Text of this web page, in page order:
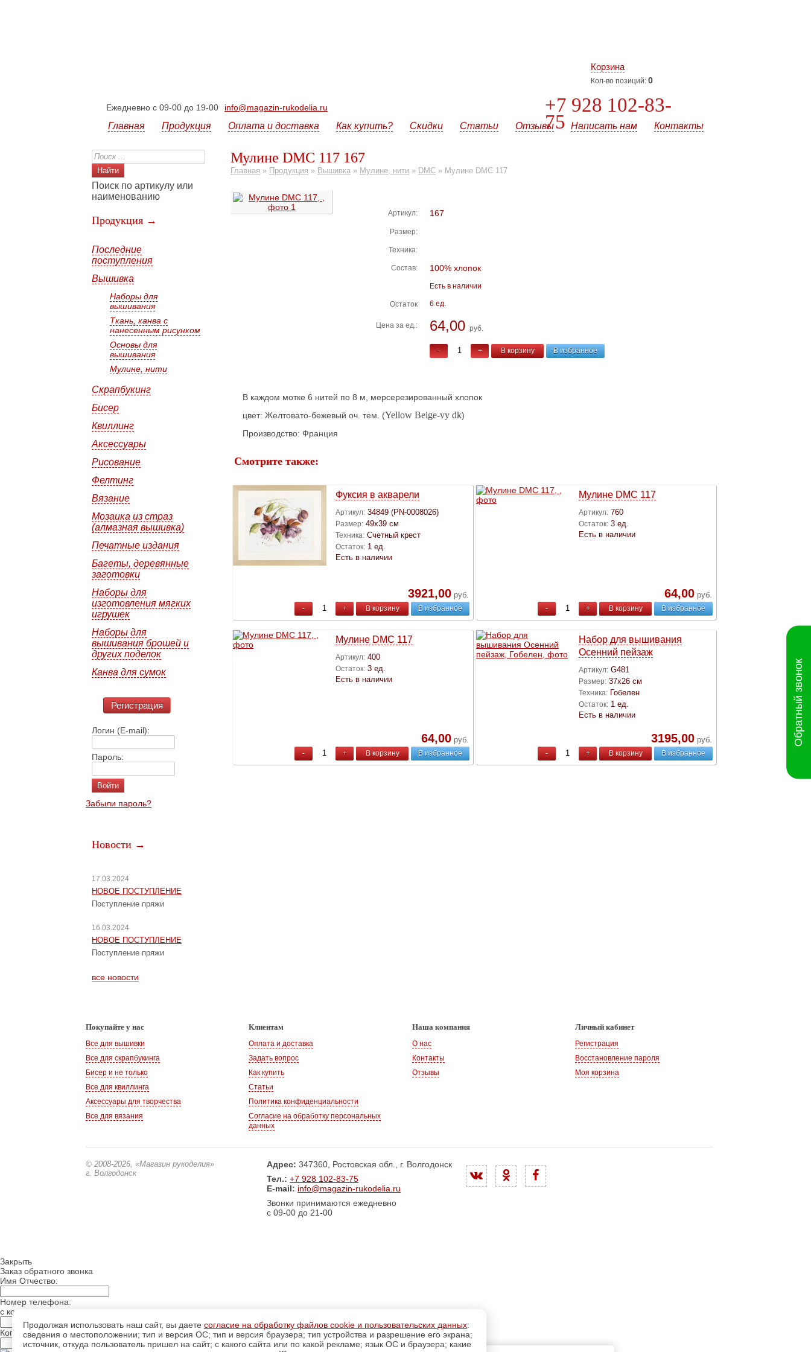
Корзина
Кол-во позиций: 0
+7 928 102-83-
75
Ежедневно с 09-00 до 19-00 info@magazin-rukodelia.ru
Главная Продукция Оплата и доставка Как купить? Скидки Статьи Отзывы Написать нам Контакты
Поиск по артикулу или
наименованию
Продукция →
Последние
поступления
Вышивка
Наборы для
вышивания
Ткань, канва с
нанесенным рисунком
Основы для
вышивания
Мулине, нити
Скрапбукинг
Бисер
Квиллинг
Аксессуары
Рисование
Фелтинг
Вязание
Мозаика из страз
(алмазная вышивка)
Печатные издания
Багеты, деревянные
заготовки
Наборы для
изготовления мягких
игрушек
Наборы для
вышивания брошей и
других поделок
Канва для сумок
Регистрация
Логин (E-mail):
Пароль:
Забыли пароль?
Новости →
17.03.2024
НОВОЕ ПОСТУПЛЕНИЕ
Поступление пряжи
16.03.2024
НОВОЕ ПОСТУПЛЕНИЕ
Поступление пряжи
все новости
Мулине DMC 117 167
Главная » Продукция » Вышивка » Мулине, нити » DMC » Мулине DMC 117
Артикул: 167
Размер:
Техника:
Состав: 100% хлопок
Есть в наличии
Остаток 6 ед.
Цена за ед.: 64,00 руб.
- + В корзину В избранное
В каждом мотке 6 нитей по 8 м, мерсерезированный хлопок
цвет: Желтовато-бежевый оч. тем. (Yellow Beige-vy dk)
Производство: Франция
Смотрите также:
Фуксия в акварели
Артикул: 34849 (PN-0008026)
Размер: 49х39 см
Техника: Счетный крест
Остаток: 1 ед.
Есть в наличии
3921,00 руб.
- + В корзину В избранное
Мулине DMC 117
Артикул: 760
Остаток: 3 ед.
Есть в наличии
64,00 руб.
- + В корзину В избранное
Мулине DMC 117
Артикул: 400
Остаток: 3 ед.
Есть в наличии
64,00 руб.
- + В корзину В избранное
Набор для вышивания
Осенний пейзаж
Артикул: G481
Размер: 37х26 см
Техника: Гобелен
Остаток: 1 ед.
Есть в наличии
3195,00 руб.
- + В корзину В избранное
Покупайте у нас
Все для вышивки
Все для скрапбукинга
Бисер и не только
Все для квиллинга
Аксессуары для творчества
Все для вязания
Клиентам
Оплата и доставка
Задать вопрос
Как купить
Статьи
Политика конфиденциальности
Согласие на обработку персональных
данных
Наша компания
О нас
Контакты
Отзывы
Личный кабинет
Регистрация
Восстановление пароля
Моя корзина
© 2008-2026, «Магазин рукоделия»
г. Волгодонск
Адрес: 347360, Ростовская обл., г. Волгодонск
Тел.: +7 928 102-83-75
E-mail: info@magazin-rukodelia.ru
Звонки принимаются ежедневно
с 09-00 до 21-00
Обратный звонок
Продолжая использовать наш сайт, вы даете согласие на обработку файлов cookie и пользовательских данных:
сведения о местоположении; тип и версия ОС; тип и версия браузера; тип устройства и разрешение его экрана;
источник, откуда пользователь пришел на сайт; с какого сайта или по какой рекламе; язык ОС и браузера; какие
Закрыть
Заказ обратного звонка
Имя Отчество:
Номер телефона:
с кодом города
Когда позвонить?